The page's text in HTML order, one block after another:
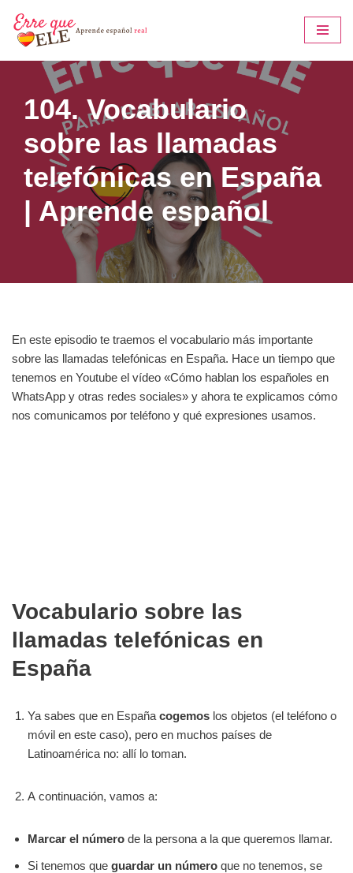
Saltar
al
contenido
104. Vocabulario
sobre las llamadas
telefónicas en España
| Aprende español
En este episodio te traemos el vocabulario más importante
sobre las llamadas telefónicas en España. Hace un tiempo que
tenemos en Youtube el vídeo «Cómo hablan los españoles en
WhatsApp y otras redes sociales» y ahora te explicamos cómo
nos comunicamos por teléfono y qué expresiones usamos.
Vocabulario sobre las
llamadas telefónicas en
España
Ya sabes que en España cogemos los objetos (el teléfono o
móvil en este caso), pero en muchos países de
Latinoamérica no: allí lo toman.
A continuación, vamos a:
Marcar el número de la persona a la que queremos llamar.
Si tenemos que guardar un número que no tenemos, se